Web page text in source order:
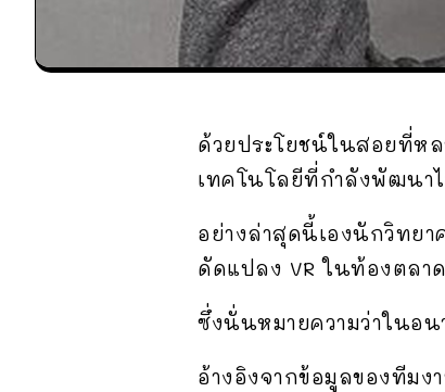
ด้วยประโยชน์ในสอยที่ห
เทคโนโลยีที่กำลังพัฒนาไ
อย่างล่าสุดนี้เองนักวิทยา
ดัดแปลง VR ในท้องตลา
ซึ่งนั่นหมายความว่าในอน
อ้างอิงจากข้อมูลของทีม